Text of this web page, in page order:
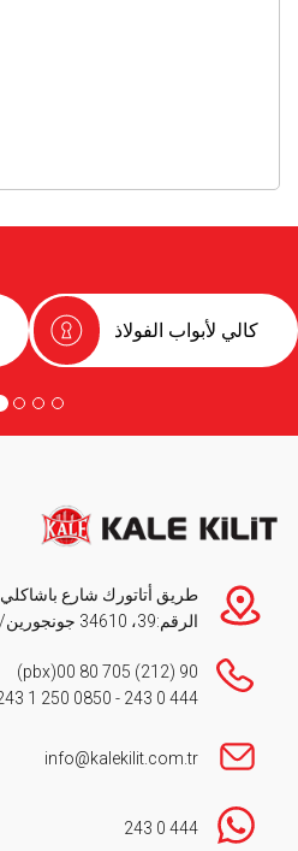
كالي لأبواب الفولاذ
طريق أتاتورك شارع باشاكلي
الرقم:39، 34610 جونجورين/إسطنبول
90 (212) 705 80 00
(pbx)
444 0 243
-
0850 250 1 243
info@kalekilit.com.tr
444 0 243